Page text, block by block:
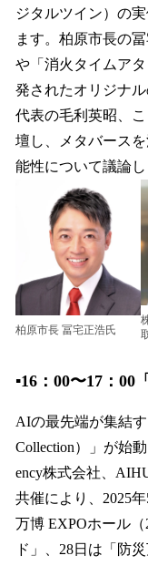
ジタルツイン）の
ます。柏原市長の
や「消火タイムア
発されたオリジナ
代表の毛利英昭、
壇し、メタバース
能性について議論し
柏原市長 冨宅正浩氏
▪️16：00〜17：00
AIの最先端が集結
Collection）」が始
ency株式会社、
共催により、2025
万博 EXPOホール
ド」、28日は「防